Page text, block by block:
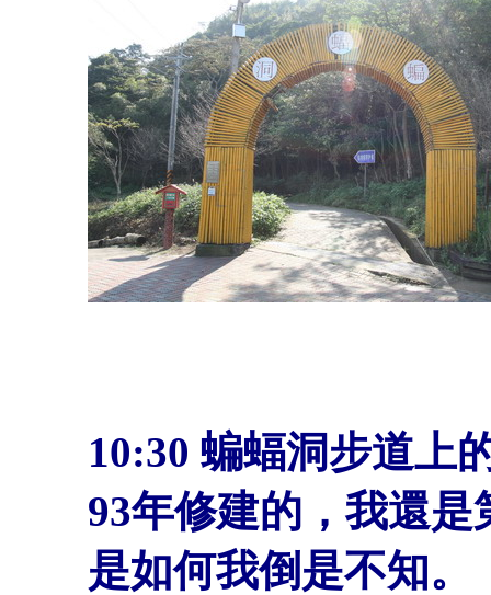
10:30 蝙蝠洞步道上
93年修建的，我還
是如何我倒是不知。